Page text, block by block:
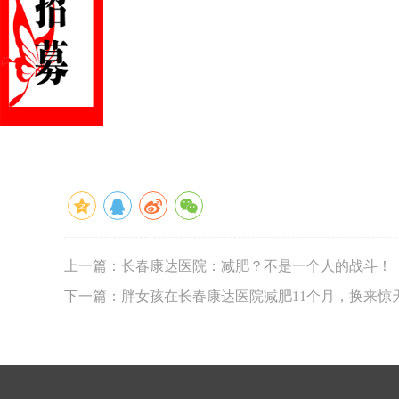
上一篇：长春康达医院：减肥？不是一个人的战斗！
下一篇：胖女孩在长春康达医院减肥11个月，换来惊